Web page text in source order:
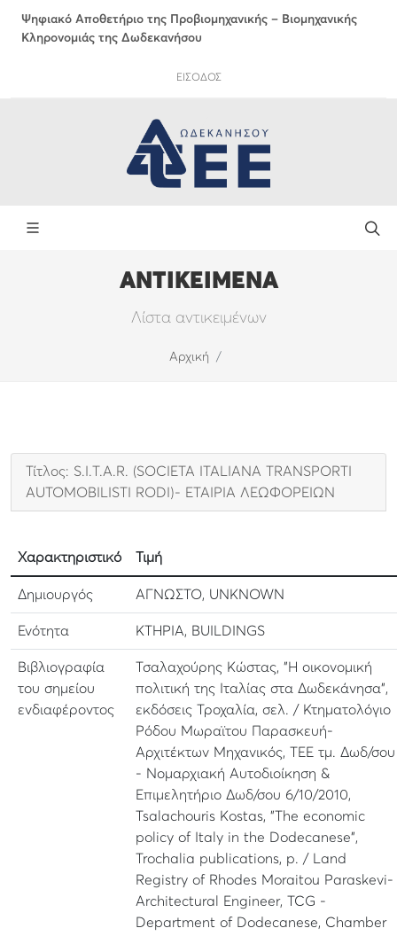
Ψηφιακό Αποθετήριο της Προβιομηχανικής – Βιομηχανικής
Κληρονομιάς της Δωδεκανήσου
ΕΙΣΟΔΟΣ
ΑΝΤΙΚΕΙΜΕΝΑ
Λίστα αντικειμένων
Αρχική
Τίτλος: S.Ι.T.Α.R. (SOCIETA ITALIANA TRANSPORTI
AUTOMOBILISTI RODI)- ΕΤΑΙΡΙΑ ΛΕΩΦΟΡΕΙΩΝ
Χαρακτηριστικό Τιμή
Δημιουργός ΑΓΝΩΣΤΟ, UNKNOWN
Ενότητα ΚΤΗΡΙΑ, BUILDINGS
Βιβλιογραφία
του σημείου
ενδιαφέροντος
Τσαλαχούρης Κώστας, "Η οικονομική
πολιτική της Ιταλίας στα Δωδεκάνησα",
εκδόσεις Τροχαλία, σελ. / Κτηματολόγιο
Ρόδου Μωραϊτου Παρασκευή-
Αρχιτέκτων Μηχανικός, ΤΕΕ τμ. Δωδ/σου
- Νομαρχιακή Αυτοδιοίκηση &
Επιμελητήριο Δωδ/σου 6/10/2010,
Tsalachouris Kostas, "The economic
policy of Italy in the Dodecanese",
Trochalia publications, p. / Land
Registry of Rhodes Moraitou Paraskevi-
Architectural Engineer, TCG -
Department of Dodecanese, Chamber